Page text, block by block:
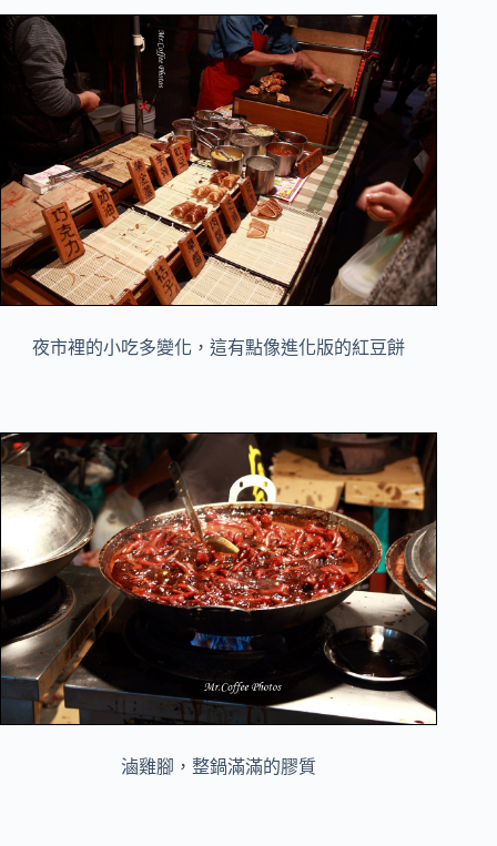
夜市裡的小吃多變化，這有點像進化版的紅豆餅
滷雞腳，整鍋滿滿的膠質